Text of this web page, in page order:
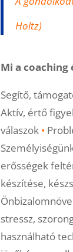
Holtz)
Mi a
Segítő,
Aktív, értő
válaszok •
erősségek
készítése,
stressz,
használható